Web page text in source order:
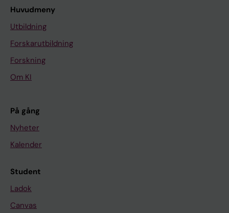
Huvudmeny
Utbildning
Forskarutbildning
Forskning
Om KI
På gång
Nyheter
Kalender
Student
Ladok
Canvas